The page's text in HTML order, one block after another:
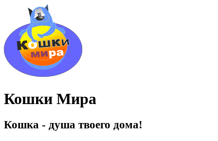
Кошки Мира
Кошка - душа твоего дома!